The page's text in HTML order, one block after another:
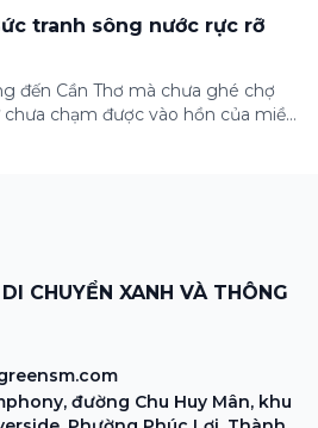
tranh sông nước rực rỡ
đến Cần Thơ mà chưa ghé chợ
chạm được vào hồn của miền
CHUYỂN XANH VÀ THÔNG
đường Chu Huy Mân, khu